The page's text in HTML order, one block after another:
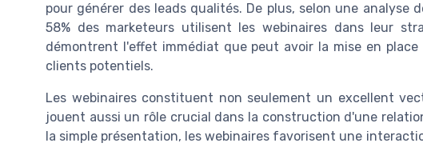
pour générer des leads qualités. De plus, selon une
58% des marketeurs utilisent les webinaires dans leur
démontrent l'effet immédiat que peut avoir la mise en
clients potentiels.
Les webinaires constituent non seulement un excellent
jouent aussi un rôle crucial dans la construction d'une
la simple présentation, les webinaires favorisent une